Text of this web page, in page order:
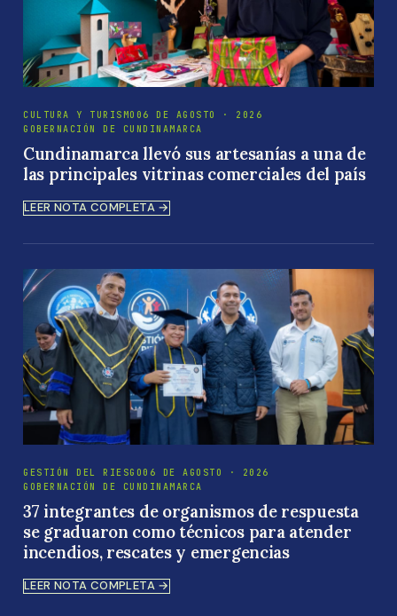
CULTURA Y TURISMO 06 DE AGOSTO · 2026
GOBERNACIÓN DE CUNDINAMARCA
Cundinamarca llevó sus artesanías a una de
las principales vitrinas comerciales del país
LEER NOTA COMPLETA →
GESTIÓN DEL RIESGO 06 DE AGOSTO · 2026
GOBERNACIÓN DE CUNDINAMARCA
37 integrantes de organismos de respuesta
se graduaron como técnicos para atender
incendios, rescates y emergencias
LEER NOTA COMPLETA →